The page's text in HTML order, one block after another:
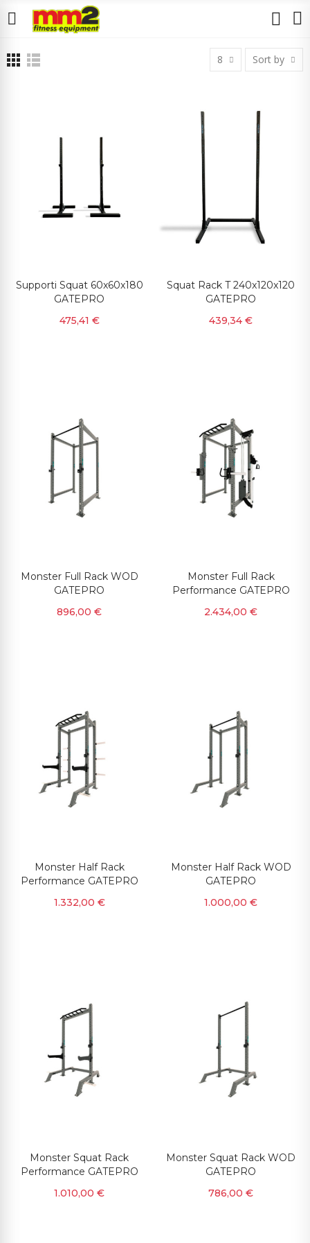
8 Sort by
Supporti Squat 60x60x180
GATEPRO
475,41 €
Squat Rack T 240x120x120
GATEPRO
439,34 €
Monster Full Rack WOD
GATEPRO
896,00 €
Monster Full Rack
Performance GATEPRO
2.434,00 €
Monster Half Rack
Performance GATEPRO
1.332,00 €
Monster Half Rack WOD
GATEPRO
1.000,00 €
Monster Squat Rack
Performance GATEPRO
1.010,00 €
Monster Squat Rack WOD
GATEPRO
786,00 €